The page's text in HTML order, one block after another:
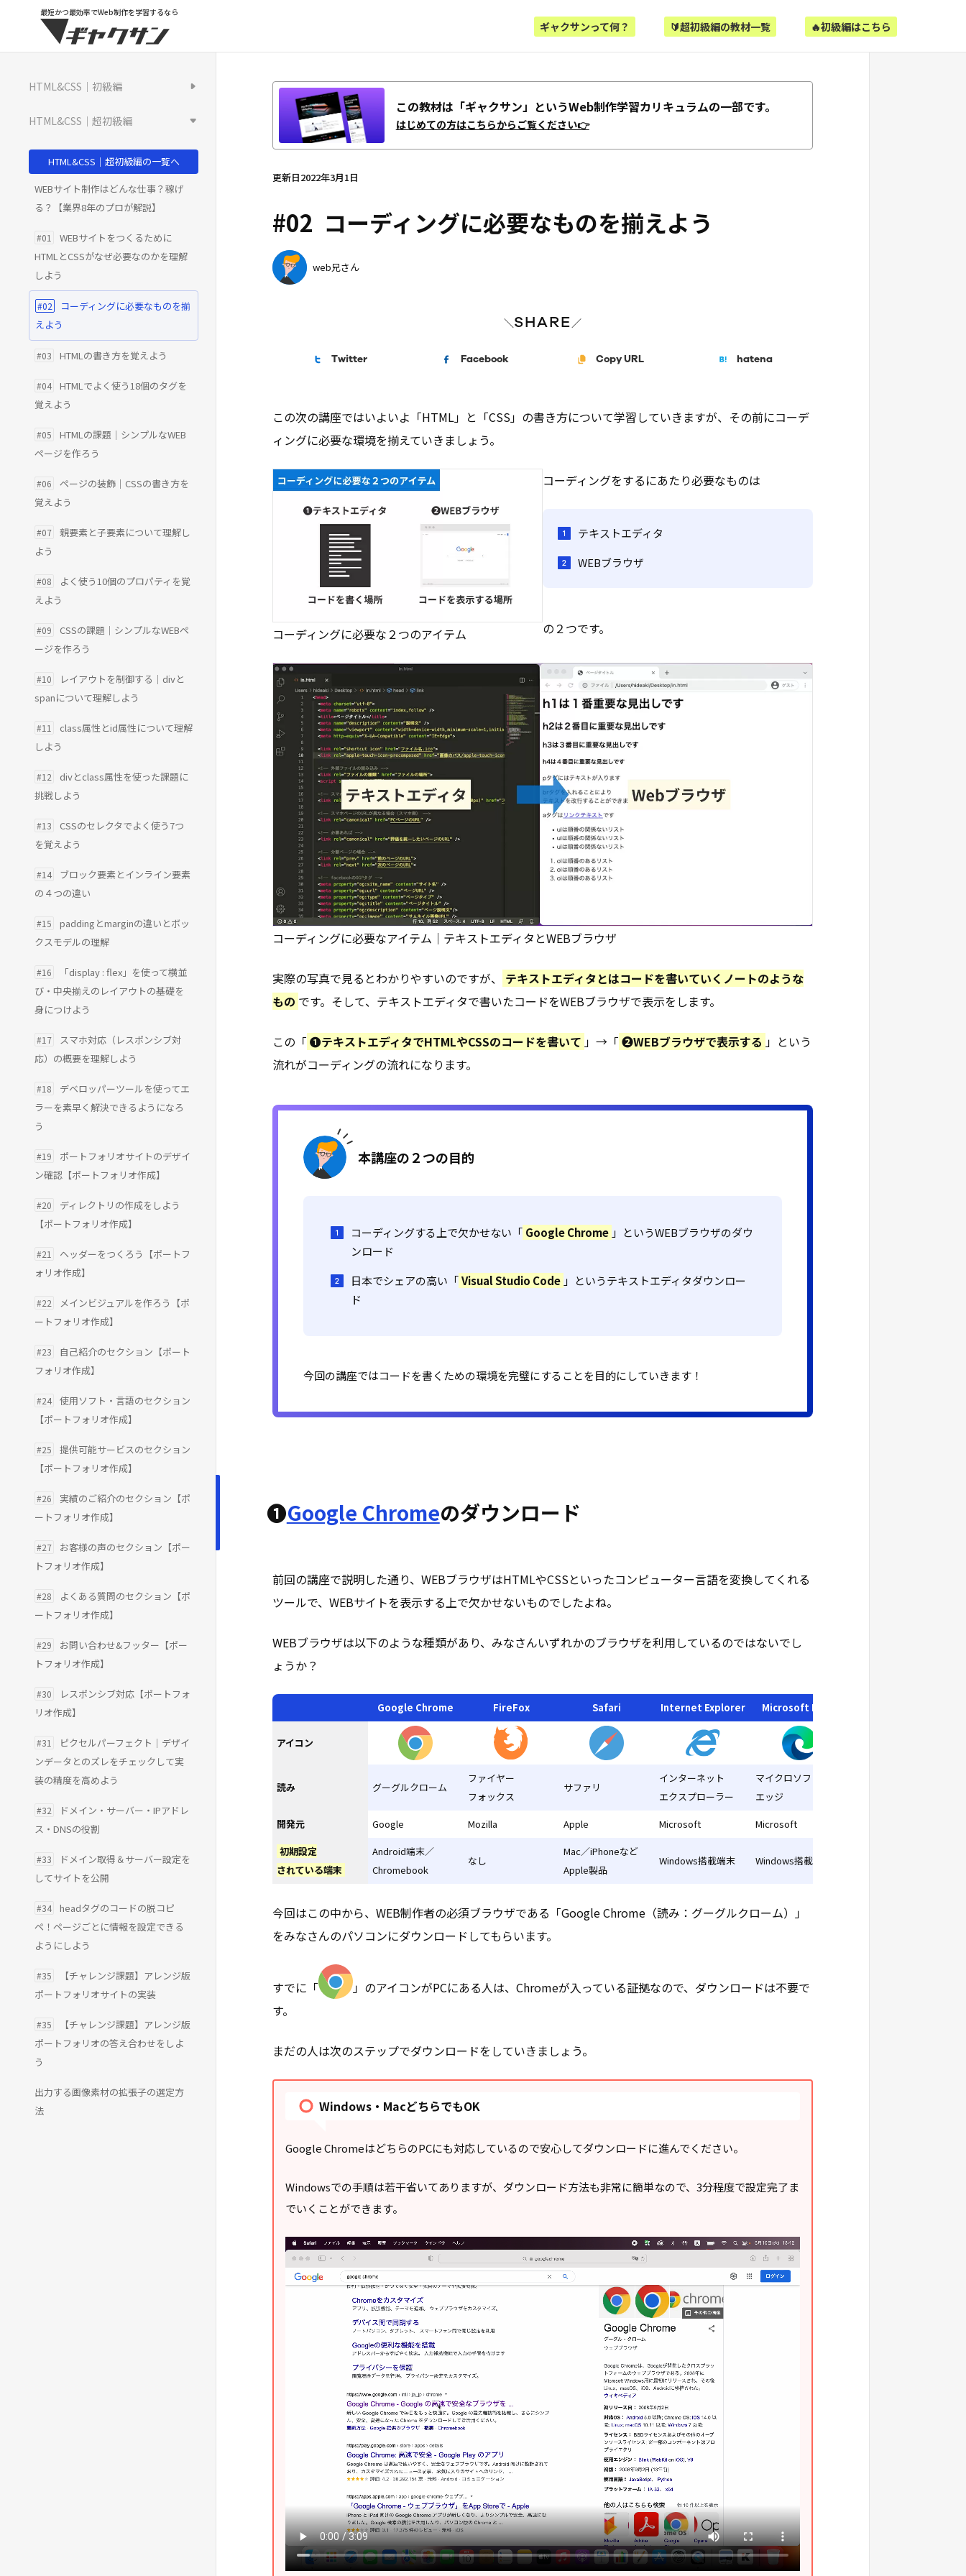
最短かつ最効率でWeb制作を学習するなら
ギャクサンって何？ 🔰超初級編の教材一覧 🔥初級編はこちら
HTML&CSS｜初級編
HTML&CSS｜超初級編
HTML&CSS｜超初級編の一覧へ
WEBサイト制作はどんな仕事？稼げ
る？【業界8年のプロが解説】
#01
WEBサイトをつくるために
HTMLとCSSがなぜ必要なのかを理解
しよう
#02
コーディングに必要なものを揃
えよう
#03 HTMLの書き方を覚えよう
#04
HTMLでよく使う18個のタグを
覚えよう
#05
HTMLの課題｜シンプルなWEB
ページを作ろう
#06
ページの装飾｜CSSの書き方を
覚えよう
#07
親要素と子要素について理解し
よう
#08
よく使う10個のプロパティを覚
えよう
#09
CSSの課題｜シンプルなWEBペ
ージを作ろう
#10
レイアウトを制御する｜divと
spanについて理解しよう
#11
class属性とid属性について理解
しよう
#12
divとclass属性を使った課題に
挑戦しよう
#13
CSSのセレクタでよく使う7つ
を覚えよう
#14
ブロック要素とインライン要素
の４つの違い
#15
paddingとmarginの違いとボッ
クスモデルの理解
#16
「display : flex」を使って横並
び・中央揃えのレイアウトの基礎を
身につけよう
#17
スマホ対応（レスポンシブ対
応）の概要を理解しよう
#18
デベロッパーツールを使ってエ
ラーを素早く解決できるようになろ
う
#19
ポートフォリオサイトのデザイ
ン確認【ポートフォリオ作成】
#20
ディレクトリの作成をしよう
【ポートフォリオ作成】
#21
ヘッダーをつくろう【ポートフ
ォリオ作成】
#22
メインビジュアルを作ろう【ポ
ートフォリオ作成】
#23
自己紹介のセクション【ポート
フォリオ作成】
#24
使用ソフト・言語のセクション
【ポートフォリオ作成】
#25
提供可能サービスのセクション
【ポートフォリオ作成】
#26
実績のご紹介のセクション【ポ
ートフォリオ作成】
#27
お客様の声のセクション【ポー
トフォリオ作成】
#28
よくある質問のセクション【ポ
ートフォリオ作成】
#29
お問い合わせ&フッター【ポー
トフォリオ作成】
#30
レスポンシブ対応【ポートフォ
リオ作成】
#31
ピクセルパーフェクト｜デザイ
ンデータとのズレをチェックして実
装の精度を高めよう
#32
ドメイン・サーバー・IPアドレ
ス・DNSの役割
#33
ドメイン取得＆サーバー設定を
してサイトを公開
#34
headタグのコードの脱コピ
ペ！ページごとに情報を設定できる
ようにしよう
#35
【チャレンジ課題】アレンジ版
ポートフォリオサイトの実装
#35
【チャレンジ課題】アレンジ版
ポートフォリオの答え合わせをしよ
う
出力する画像素材の拡張子の選定方
法
この教材は「ギャクサン」というWeb制作学習カリキュラムの一部です。
はじめての方はこちらからご覧ください👉
更新日2022年3月1日
#02 コーディングに必要なものを揃えよう
web兄さん
＼SHARE／
Twitter Facebook Copy URL hatena
この次の講座ではいよいよ「HTML」と「CSS」の書き方について学習していきますが、その前にコーデ
ィングに必要な環境を揃えていきましょう。
コーディングに必要な２つのアイテム
コーディングをするにあたり必要なものは
テキストエディタ
WEBブラウザ
の２つです。
コーディングに必要なアイテム｜テキストエディタとWEBブラウザ
実際の写真で見るとわかりやすいのですが、
テキストエディタとはコードを書いていくノートのような
もの です。そして、テキストエディタで書いたコードをWEBブラウザで表示をします。
この「 ❶テキストエディタでHTMLやCSSのコードを書いて 」→「 ❷WEBブラウザで表示する 」という
流れがコーディングの流れになります。
本講座の２つの目的
コーディングする上で欠かせない「 Google Chrome 」というWEBブラウザのダウ
ンロード
日本でシェアの高い「Visual Studio Code 」というテキストエディタダウンロー
ド
今回の講座ではコードを書くための環境を完璧にすることを目的にしていきます！
❶Google Chromeのダウンロード
前回の講座で説明した通り、WEBブラウザはHTMLやCSSといったコンピューター言語を変換してくれる
ツールで、WEBサイトを表示する上で欠かせないものでしたよね。
WEBブラウザは以下のような種類があり、みなさんいずれかのブラウザを利用しているのではないでし
ょうか？
Google Chrome FireFox Safari Internet Explorer Microsoft Edge
アイコン
読み グーグルクローム
ファイヤー
フォックス
サファリ
インターネット
エクスプローラー
マイクロソフト
エッジ
開発元
Google Mozilla Apple Microsoft
Microsoft
初期設定
されている端末
Android端末／
Chromebook
なし
Mac／iPhoneなど
Apple製品
Windows搭載端末 Windows搭載端末
今回はこの中から、WEB制作者の必須ブラウザである「Google Chrome（読み：グーグルクローム）」
をみなさんのパソコンにダウンロードしてもらいます。
すでに「
」のアイコンがPCにある人は、Chromeが入っている証拠なので、ダウンロードは不要で
す。
まだの人は次のステップでダウンロードをしていきましょう。
Windows・MacどちらでもOK
Google ChromeはどちらのPCにも対応しているので安心してダウンロードに進んでください。
Windowsでの手順は若干省いてありますが、ダウンロード方法も非常に簡単なので、3分程度で設定完了ま
でいくことができます。